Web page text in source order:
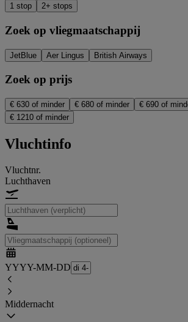
1 stop 2+ stops
Zoek op vliegmaatschappij
JetBlue Aer Lingus British Airways
Zoek op prijs
€ 630 of minder € 680 of minder € 690 of
€ 1210 of minder
Vluchtinfo
Vluchtnr.
Luchthaven
YYYY-MM-DD
Middernacht